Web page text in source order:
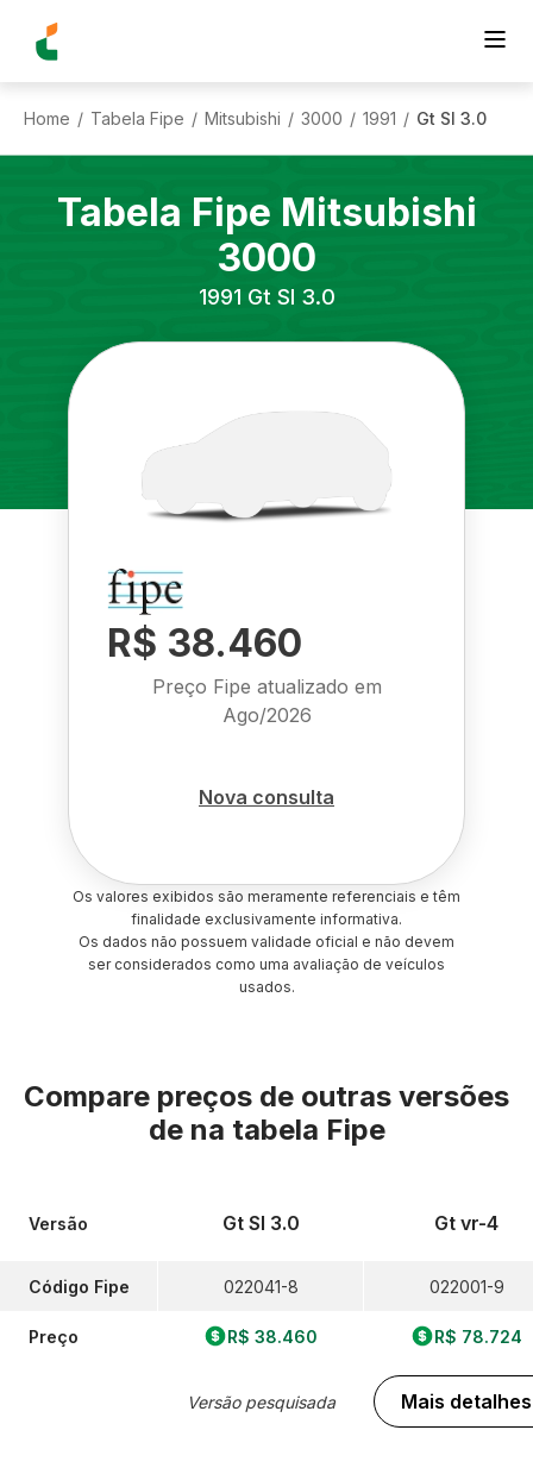
Home / Tabela Fipe / Mitsubishi / 3000 / 1991 / Gt Sl 3.0
Tabela Fipe Mitsubishi
3000
1991 Gt Sl 3.0
R$ 38.460
Preço Fipe atualizado em
Ago/2026
Nova consulta
Os valores exibidos são meramente referenciais e têm
finalidade exclusivamente informativa.
Os dados não possuem validade oficial e não devem
ser considerados como uma avaliação de veículos
usados.
Compare preços de outras versões
de na tabela Fipe
Versão
Código Fipe
Preço
Gt Sl 3.0
022041-8
R$ 38.460
Versão pesquisada
Gt vr-4
022001-9
R$ 78.724
Mais detalhes